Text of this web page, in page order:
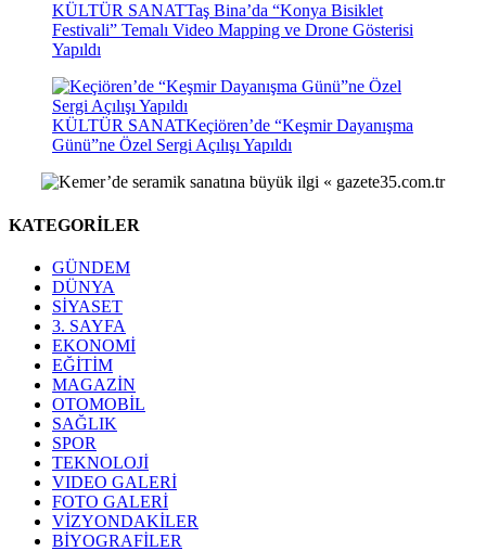
KÜLTÜR SANATTaş Bina’da “Konya Bisiklet
Festivali” Temalı Video Mapping ve Drone Gösterisi
Yapıldı
KÜLTÜR SANATKeçiören’de “Keşmir Dayanışma
Günü”ne Özel Sergi Açılışı Yapıldı
KATEGORİLER
GÜNDEM
DÜNYA
SİYASET
3. SAYFA
EKONOMİ
EĞİTİM
MAGAZİN
OTOMOBİL
SAĞLIK
SPOR
TEKNOLOJİ
VIDEO GALERİ
FOTO GALERİ
VİZYONDAKİLER
BİYOGRAFİLER